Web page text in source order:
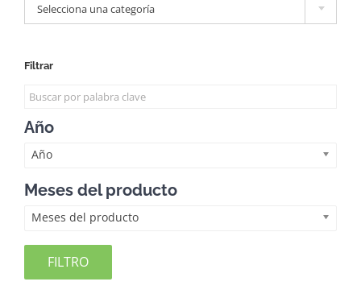
Selecciona una categoría
Filtrar
Año
Año
Meses del producto
Meses del producto
FILTRO